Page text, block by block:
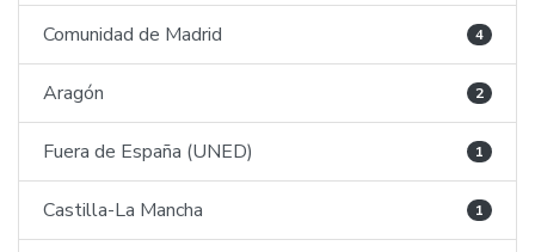
Comunidad de Madrid 4
Aragón 2
Fuera de España (UNED) 1
Castilla-La Mancha 1